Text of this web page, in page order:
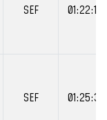
SEF 01:22:15
SEF 01:25:31